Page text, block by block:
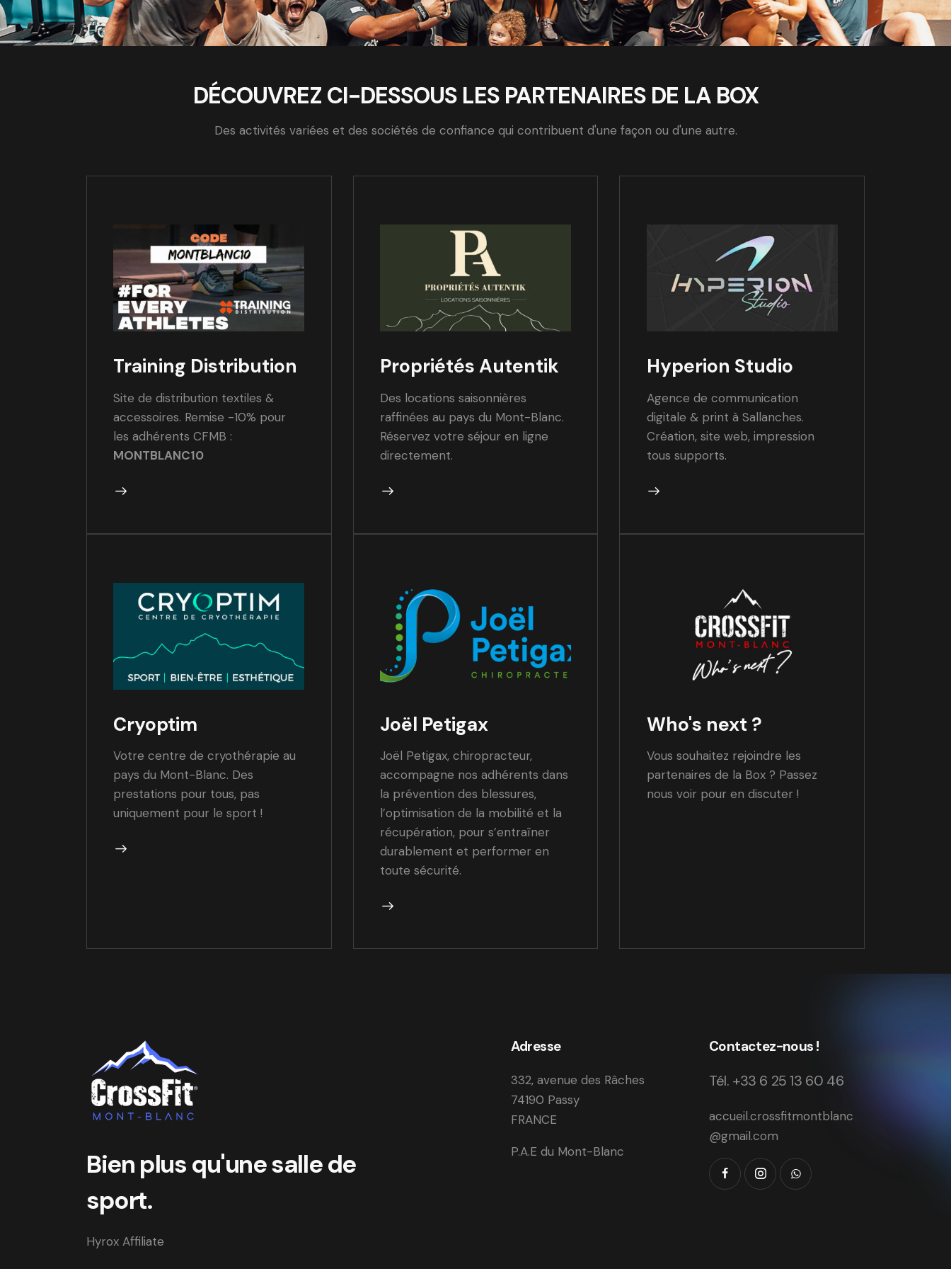
DÉCOUVREZ CI-DESSOUS LES PARTENAIRES DE LA BOX
Des activités variées et des sociétés de confiance qui contribuent d'une façon ou d'une autre.
Training Distribution
Site de distribution textiles &
accessoires. Remise -10% pour
les adhérents CFMB :
MONTBLANC10
Propriétés Autentik
Des locations saisonnières
raffinées au pays du Mont-Blanc.
Réservez votre séjour en ligne
directement.
Hyperion Studio
Agence de communication
digitale & print à Sallanches.
Création, site web, impression
tous supports.
Cryoptim
Votre centre de cryothérapie au
pays du Mont-Blanc. Des
prestations pour tous, pas
uniquement pour le sport !
Joël Petigax
Joël Petigax, chiropracteur,
accompagne nos adhérents dans
la prévention des blessures,
l’optimisation de la mobilité et la
récupération, pour s’entraîner
durablement et performer en
toute sécurité.
Who's next ?
Vous souhaitez rejoindre les
partenaires de la Box ? Passez
nous voir pour en discuter !
Bien plus qu'une salle de
sport.
Hyrox Affiliate
Adresse
332, avenue des Râches
74190 Passy
FRANCE
P.A.E du Mont-Blanc
Contactez-nous !
Tél. +33 6 25 13 60 46
accueil.crossfitmontblanc
@gmail.com